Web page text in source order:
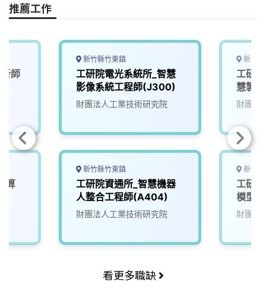
o
k
n
k
推薦工作
師
算
新竹縣竹東鎮
工研院電光系統所_智慧
影像系統工程師(J300)
財團法人工業技術研究院
新竹縣竹東鎮
工研院資通所_智慧機器
人整合工程師(A404)
財團法人工業技術研究院
新竹
工研
慧製
程師
財團法
新竹
工研
模型
發工
財團法
看更多職缺